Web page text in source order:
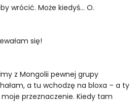
wrócić. Może kiedyś… O.
się!
z Mongolii pewnej grupy
a tu wchodzę na bloxa – a ty
przeznaczenie. Kiedy tam